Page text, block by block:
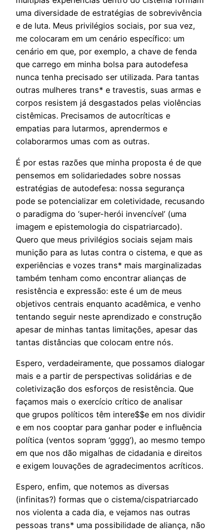
uma diversidade de estratégias de sobrevivência
e de luta. Meus privilégios sociais, por sua vez,
me colocaram em um cenário específico: um
cenário em que, por exemplo, a chave de fenda
que carrego em minha bolsa para autodefesa
nunca tenha precisado ser utilizada. Para tantas
outras mulheres trans* e travestis, suas armas e
corpos resistem já desgastados pelas violências
cistêmicas. Precisamos de autocríticas e
empatias para lutarmos, aprendermos e
colaborarmos umas com as outras.
É por estas razões que minha proposta é de que
pensemos em solidariedades sobre nossas
estratégias de autodefesa: nossa segurança
pode se potencializar em coletividade, recusando
o paradigma do ‘super-herói invencível’ (uma
imagem e epistemologia do cispatriarcado).
Quero que meus privilégios sociais sejam mais
munição para as lutas contra o cistema, e que as
experiências e vozes trans* mais marginalizadas
também tenham como encontrar alianças de
resistência e expressão: este é um de meus
objetivos centrais enquanto acadêmica, e venho
tentando seguir neste aprendizado e construção
apesar de minhas tantas limitações, apesar das
tantas distâncias que colocam entre nós.
Espero, verdadeiramente, que possamos dialogar
mais e a partir de perspectivas solidárias e de
coletivização dos esforços de resistência. Que
façamos mais o exercício crítico de analisar
que grupos políticos têm intere$$e em nos dividir
e em nos cooptar para ganhar poder e influência
política (ventos sopram ‘gggg’), ao mesmo tempo
em que nos dão migalhas de cidadania e direitos
e exigem louvações de agradecimentos acríticos.
Espero, enfim, que notemos as diversas
(infinitas?) formas que o cistema/cispatriarcado
nos violenta a cada dia, e vejamos nas outras
pessoas trans* uma possibilidade de aliança, não